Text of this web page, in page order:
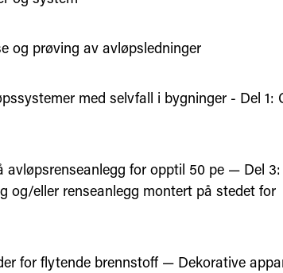
og prøving av avløpsledninger
med selvfall i bygninger - Del 1:
avløpsrenseanlegg for opptil 50 pe — Del 3:
og/eller renseanlegg montert på stedet for
for flytende brennstoff — Dekorative